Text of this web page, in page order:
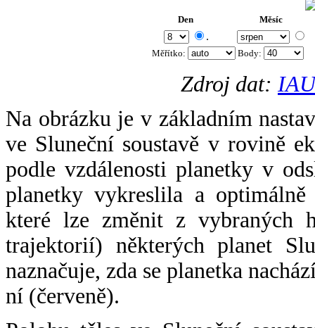
Den Měsíc
.
Měřítko: Body:
Zdroj dat:
Na obrázku je v základním
ve Sluneční soustavě v rovině
podle vzdálenosti planetky v
planetky vykreslila a
které lze změnit z vybraných
trajektorií) některých planet
naznačuje, zda se planetka
ní (červeně).